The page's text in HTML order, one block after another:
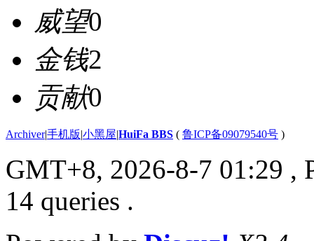
威望0
金钱2
贡献0
Archiver|手机版|小黑屋|HuiFa BBS ( 鲁ICP备09079540号 )
GMT+8, 2026-8-7 01:29 ,
14 queries .